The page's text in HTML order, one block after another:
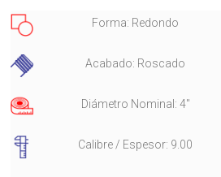
Forma: Redondo
Acabado: Roscado
Diámetro Nominal: 4"
Calibre / Espesor: 9.00